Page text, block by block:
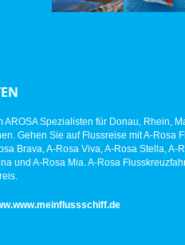
AROSA Spezialisten für Donau, Rhein,
Gehen Sie auf Flussreise mit A-Rosa
Brava, A-Rosa Viva, A-Rosa Stella, A-
und A-Rosa Mia. A-Rosa